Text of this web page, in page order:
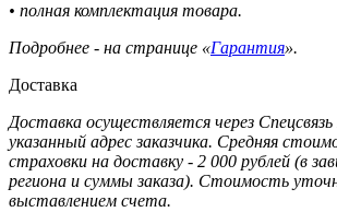
• полная комплектация товара.
Подробнее - на странице «Гарантия».
Доставка
Доставка осуществляется через
указанный адрес заказчика. Средняя
страховки на доставку - 2 000 рублей (в
региона и суммы заказа). Стоимость
выставлением счета.